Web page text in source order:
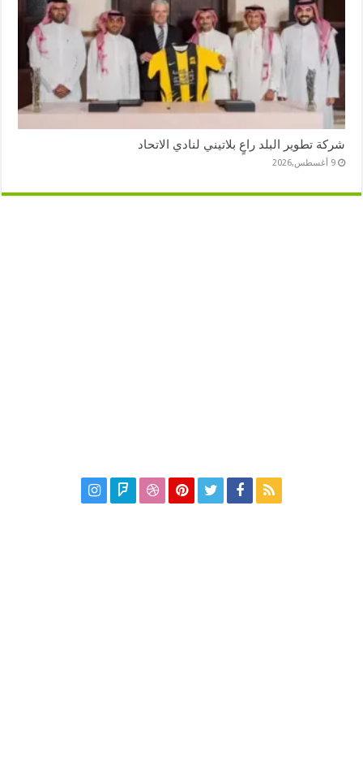
شركة تطوير البلد راعٍ بلاتيني لنادي الاتحاد
9 أغسطس,2026